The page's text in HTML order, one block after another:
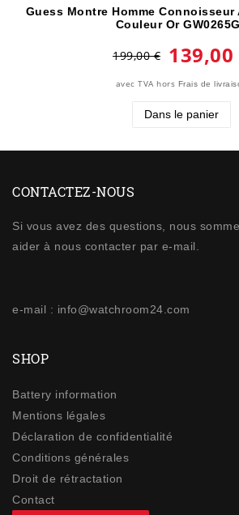
Guess Montre Homme
Couleur Or
199,00 € 139,00
avec TVA hors Frais de
Dans le panier
CONTACTEZ-NOUS
Si vous avez des questions, nous
aider à nous contacter par e-mail.
e-mail : info@watchroom24.com
SHOP
Battery information
Mentions légales
Déclaration de confidentialité
Conditions générales
Droit de rétractation
Contact